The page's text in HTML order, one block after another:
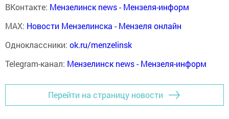
ВКонтакте: Мензелинск news - Мензеля-информ
MAX: Новости Мензелинска - Мензеля онлайн
Одноклассники: ok.ru/menzelinsk
Telegram-канал: Мензелинск news - Мензеля-информ
Перейти на страницу новости